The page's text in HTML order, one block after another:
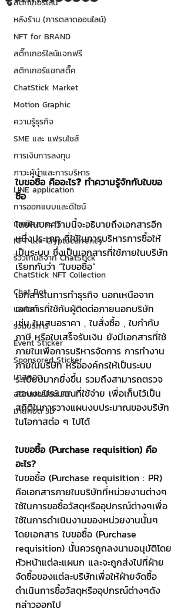
สติกเกอร์ไลน์
หลังร้าน (การตลาดออนไลน์)
NFT for BRAND
สติ๊กเกอร์ไลน์แจกฟรี
สติกเกอร์แชทสติ๊ค
ChatStick Market
Motion Graphic
ความรู้ธุรกิจ
SME และ แฟรนไชส์
การเงินการลงทุน
ภาวะผู้นำและการบริหาร
LINE application
การออกแบบและดีไซน์
เทคนิคสาระ IT
NFT และ Cryptocurrency
รีวิวเกมส์จาก ChatStick
ChatStick NFT Collection
Chat Bot
เวบไซต์
รวมบริการ
Event Sticker
Sponsored Sticker
มาสคอต
สติกเกอร์ไลน์ 3D
มาสคอต 3D
ใบขอซื้อ คืออะไร❓ ทำความรู้จักกับใบขอ
ซื้อ
โดยในบทความนี้จะอธิบายถึงเอกสารอีก
หนึ่งประเภท ที่ใช้ในการบริหารการซื้อให้
เป็นระบบ ซึ่งเป็นเอกสารที่ใช้ภายในบริษัท
เรียกกันว่า “ใบขอซื้อ”
เอกสารในการทำธุรกิจ นอกเหนือจาก
เอกสารที่ใช้กับผู้ติดต่อภายนอกบริษัท
เช่น ใบเสนอราคา , ใบสั่งซื้อ , ใบกำกับ
ภาษี หรือใบเสร็จรับเงิน ยังมีเอกสารที่ใช้
ภายในเพื่อการบริหารจัดการ การทำงาน
ภายในบริษัท หรือองค์กรให้เป็นระบบ
ระเบียบมากยิ่งขึ้น รวมถึงสามารถตรวจ
สอบงบประมาณที่ใช้จ่าย เพื่อเก็บไว้เป็น
สถิติในการวางแผนงบประมาณของบริษัท
ในโอกาสต่อ ๆ ไปได้
ใบขอซื้อ (Purchase requisition) คือ
อะไร?
ใบขอซื้อ (Purchase requisition : PR)
คือเอกสารภายในบริษัทที่หน่วยงานต่างๆ
ใช้ในการขอซื้อวัสดุหรืออุปกรณ์ต่างๆเพื่อ
ใช้ในการดำเนินงานของหน่วยงานนั้นๆ
โดยเอกสาร ใบขอซื้อ (Purchase
requisition) นั้นควรถูกลงนามอนุมัติโดย
หัวหน้าแต่ละแผนก และจะถูกส่งไปที่ฝ่าย
จัดซื้อของแต่ละบริษัทเพื่อให้ฝ่ายจัดซื้อ
ดำเนินการซื้อวัสดุหรืออุปกรณ์ต่างๆดัง
กล่าวออกไป